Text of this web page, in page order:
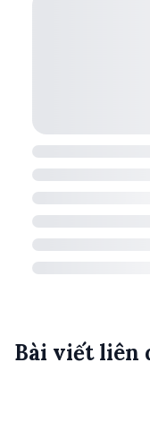
Bài viết liên